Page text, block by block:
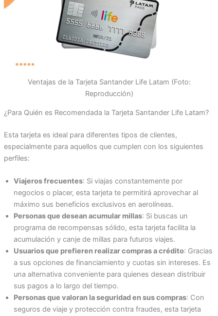
Ventajas de la Tarjeta Santander Life Latam (Foto:
Reproducción)
¿Para Quién es Recomendada la Tarjeta Santander Life Latam?
Esta tarjeta es ideal para diferentes tipos de clientes,
especialmente para aquellos que cumplen con los siguientes
perfiles:
Viajeros frecuentes: Si viajas constantemente por
negocios o placer, esta tarjeta te permitirá aprovechar al
máximo sus beneficios exclusivos en aerolíneas.
Personas que desean acumular millas: Si buscas un
programa de recompensas sólido, esta tarjeta facilita la
acumulación y canje de millas para futuros viajes.
Usuarios que prefieren realizar compras a crédito: Gracias
a sus opciones de financiamiento y cuotas sin intereses. Es
una alternativa conveniente para quienes desean distribuir
sus pagos a lo largo del tiempo.
Personas que valoran la seguridad en sus compras: Con
seguros de viaje y protección contra fraudes, esta tarjeta